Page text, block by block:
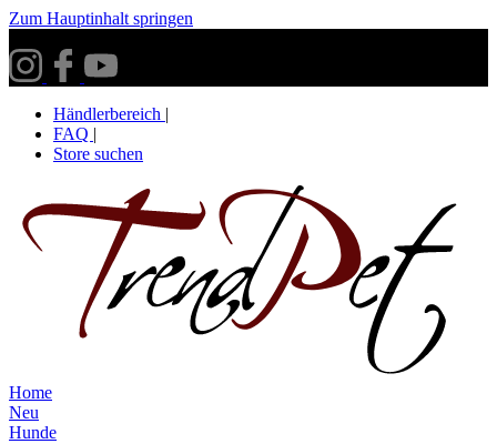
Zum Hauptinhalt springen
Händlerbereich |
FAQ |
Store suchen
Home
Neu
Hunde